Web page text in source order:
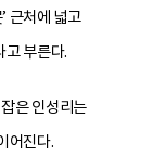
근처에 넓고
고 부른다.
은 인성리는
어진다.